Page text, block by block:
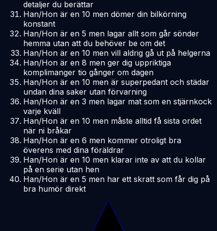
detaljer du berättar
Han/Hon är en 10 men dömer din bilkörning
konstant
Han/Hon är en 5 men lagar allt som går sönder
hemma utan att du behöver be om det
Han/Hon är en 10 men vill aldrig gå ut på helgerna
Han/Hon är en 8 men ger dig uppriktiga
komplimanger tio gånger om dagen
Han/Hon är en 10 men är superpedant och städar
undan dina saker utan förvarning
Han/Hon är en 3 men lagar mat som en stjärnkock
varje kväll
Han/Hon är en 10 men måste alltid få sista ordet
när ni bråkar
Han/Hon är en 6 men kommer otroligt bra
överens med dina föräldrar
Han/Hon är en 10 men klarar inte av att du kollar
på en serie utan hen
Han/Hon är en 5 men har ett skratt som får dig på
bra humör direkt